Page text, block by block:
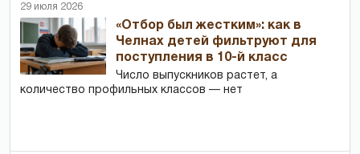
29 июля 2026
«Отбор был жестким»: как в
Челнах детей фильтруют для
поступления в 10-й класс
Число выпускников растет, а
количество профильных классов — нет